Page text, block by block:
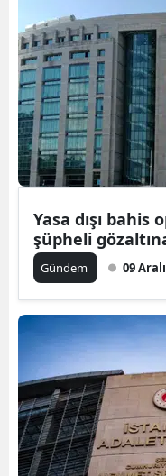
Yasa dışı bahis
şüpheli
Gündem 09